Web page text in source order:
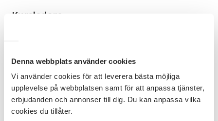
Denna webbplats använder cookies
Vi använder cookies för att leverera bästa möjliga
upplevelse på webbplatsen samt för att anpassa tjänster,
erbjudanden och annonser till dig. Du kan anpassa vilka
cookies du tillåter.
Kursledare
scenkonstnär. Uppvuxen i Bohuslän med svensk
sångpedagog vid Musikhögskolan Ingesund,
Högskolan för Scen och Musik i Göteborg och i Roy
Hart Center Voicework i Frankrike. De senaste åren
har Annas intresse för kantelens uråldriga musik
väckts. Hon har gått kurser för Arja Kastinen i Finland
och skapat en musikföreställning - Den röda